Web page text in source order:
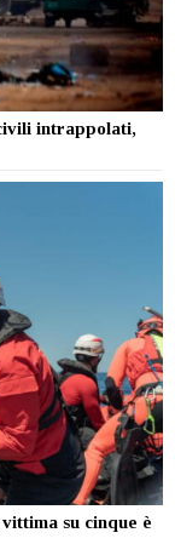
intrappolati,
su cinque è